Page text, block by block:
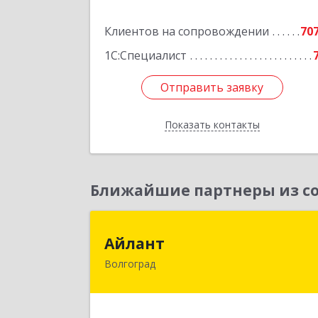
Клиентов на сопровождении
1С:Специалист
Отправить заявку
Показать контакты
Отправить заявку
Назад
Ближайшие партнеры из
Айлант
Волгоград
400001, Волгоградская обл, Волгоград